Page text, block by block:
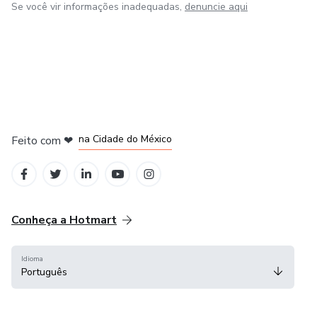
Se você vir informações inadequadas, denuncie aqui
Feito com ❤ na Cidade do México
Conheça a Hotmart
Idioma
Português